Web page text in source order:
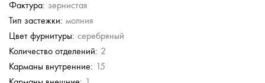
Фактура: зернистая
Тип застежки: молния
Цвет фурнитуры: серебряный
Количество отделений: 2
Карманы внутренние: 15